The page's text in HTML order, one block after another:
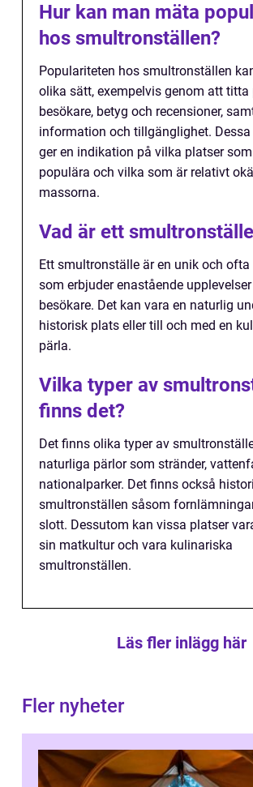
Hur kan man mäta
hos smultronställen?
Populariteten hos smultronställen
olika sätt, exempelvis genom att titta
besökare, betyg och recensioner,
information och tillgänglighet.
ger en indikation på vilka platser
populära och vilka som är relativt
massorna.
Vad är ett
Ett smultronställe är en unik och
som erbjuder enastående
besökare. Det kan vara en naturlig
historisk plats eller till och med en
pärla.
Vilka typer av
finns det?
Det finns olika typer av
naturliga pärlor som stränder,
nationalparker. Det finns också
smultronställen såsom
slott. Dessutom kan vissa platser
sin matkultur och vara kulinariska
smultronställen.
Läs fler inlägg här
Fler nyheter